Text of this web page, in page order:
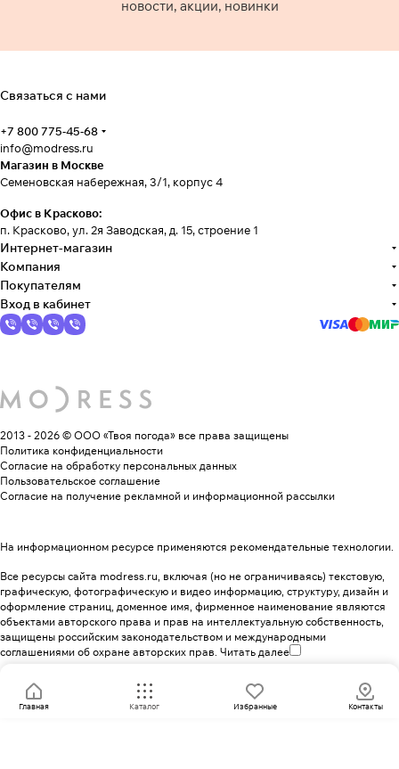
новости, акции, новинки
Связаться с нами
+7 800 775-45-68
info@modress.ru
Магазин в Москве
Семеновская набережная, 3/1, корпус 4
Офис в Красково:
п. Красково, ул. 2я Заводская, д. 15, строение 1
Интернет-магазин
Компания
Покупателям
Вход в кабинет
2013 - 2026 © ООО «Твоя погода» все права защищены
Политика конфиденциальности
Согласие на обработку персональных данных
Пользовательское соглашение
Согласие на получение рекламной и информационной рассылки
На информационном ресурсе применяются рекомендательные технологии.
Все ресурсы сайта modress.ru, включая (но не ограничиваясь) текстовую,
графическую, фотографическую и видео информацию, структуру, дизайн и
оформление страниц, доменное имя, фирменное наименование являются
объектами авторского права и прав на интеллектуальную собственность,
защищены российским законодательством и международными
соглашениями об охране авторских прав. Читать далее
Главная Каталог Избранные Контакты